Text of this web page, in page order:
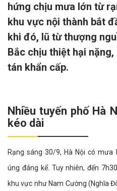
hứng chịu mưa lớn từ
khu vực nội thành bắt
khi đó, lũ từ thượng
Bắc chịu thiệt hại
tán khẩn cấp.
Nhiều tuyến phố Hà
kéo dài
Rạng sáng 30/9, Hà Nội có
úng đáng kể. Tuy nhiên, đến
khu vực như Nam Cường (Nghĩa